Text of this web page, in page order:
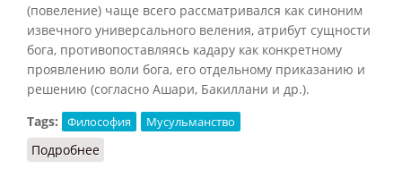
(повеление) чаще всего рассматривался как синоним
извечного универсального веления, атрибут сущности
бога, противопоставляясь кадару как конкретному
проявлению воли бога, его отдельному приказанию и
решению (согласно Ашари, Бакиллани и др.).
Tags:
Философия Мусульманство
Подробнее